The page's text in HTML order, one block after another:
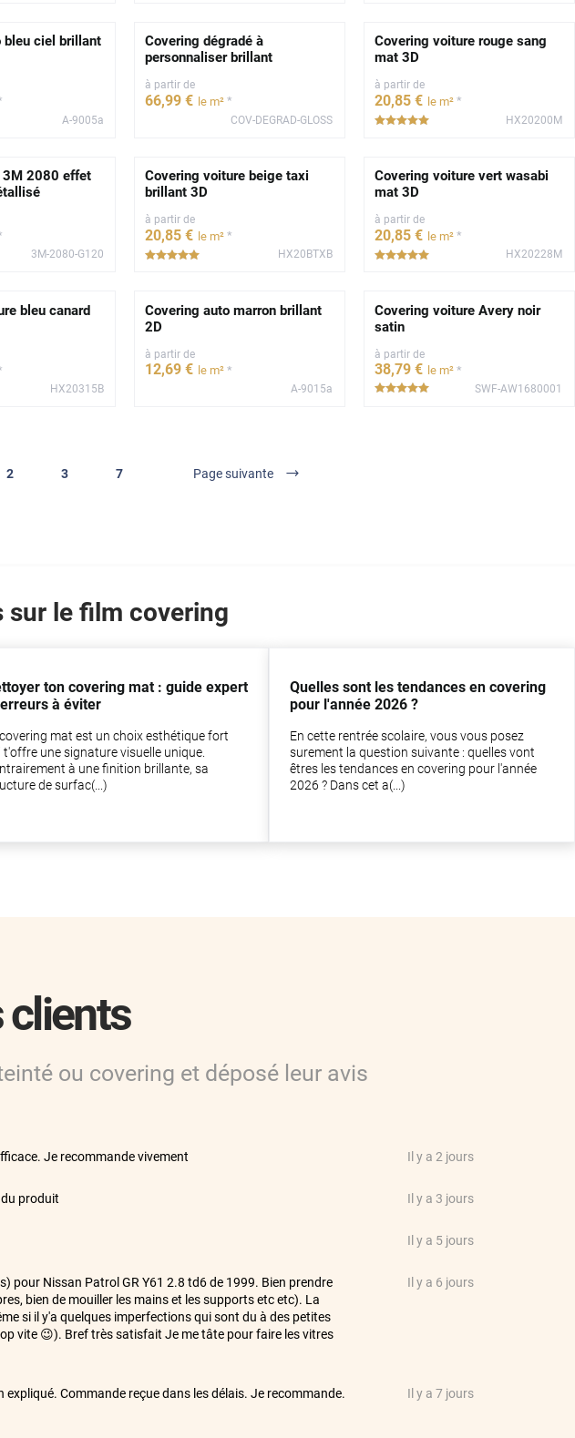
bleu ciel brillant
A-9005a
Covering dégradé à
personnaliser brillant
à partir de
66,99 € le m² *
COV-DEGRAD-GLOSS
Covering voiture rouge sang
mat 3D
à partir de
20,85 € le m² *
HX20200M
3M 2080 effet
3M-2080-G120
Covering voiture beige taxi
brillant 3D
à partir de
20,85 € le m² *
HX20BTXB
Covering voiture vert wasabi
mat 3D
à partir de
20,85 € le m² *
HX20228M
bleu canard
HX20315B
Covering auto marron brillant
2D
à partir de
12,69 € le m² *
A-9015a
Covering voiture Avery noir
satin
à partir de
38,79 € le m² *
SWF-AW1680001
2 3 7 Page suivante
sur le film covering
ton covering mat : guide expert
à éviter
mat est un choix esthétique fort
t'offre une signature visuelle unique.
à une finition brillante, sa
de surfac(...)
Quelles sont les tendances en covering
pour l'année 2026 ?
En cette rentrée scolaire, vous vous posez
surement la question suivante : quelles vont
êtres les tendances en covering pour l'année
2026 ? Dans cet a(...)
clients
ou covering et déposé leur avis
Je recommande vivement Il y a 2 jours
produit Il y a 3 jours
Il y a 5 jours
pour Nissan Patrol GR Y61 2.8 td6 de 1999. Bien prendre
bien de mouiller les mains et les supports etc etc). La
si il y'a quelques imperfections qui sont du à des petites
vite 😉). Bref très satisfait Je me tâte pour faire les vitres
Il y a 6 jours
Commande reçue dans les délais. Je recommande.
Il y a 7 jours